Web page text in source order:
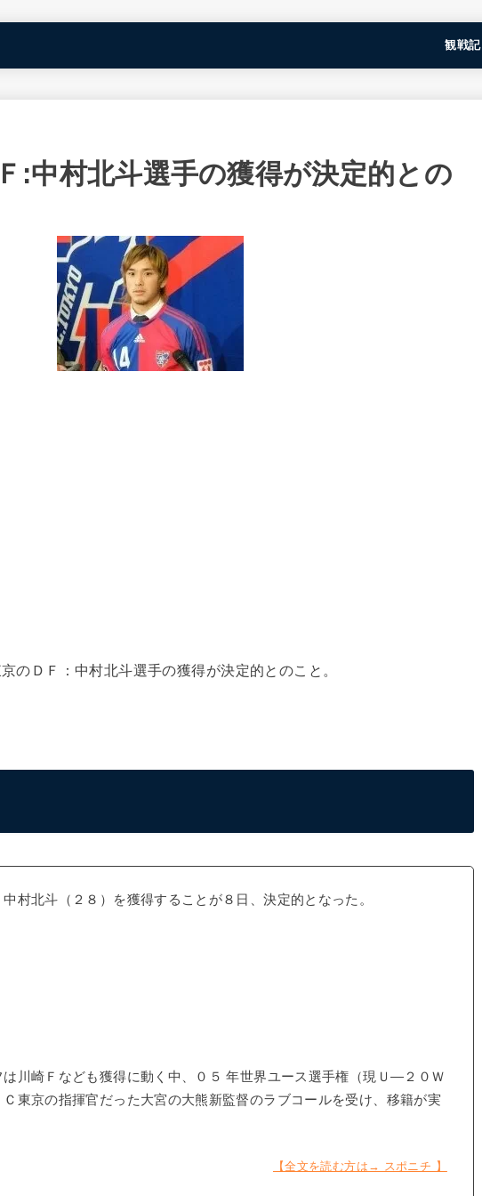
観戦記
:中村北斗選手の獲得が決定的との
のＤＦ：中村北斗選手の獲得が決定的とのこと。
村北斗（２８）を獲得することが８日、決定的となった。
川崎Ｆなども獲得に動く中、０５ 年世界ユース選手権（現Ｕ―２０Ｗ
東京の指揮官だった大宮の大熊新監督のラブコールを受け、移籍が実
【全文を読む方は→ スポニチ 】